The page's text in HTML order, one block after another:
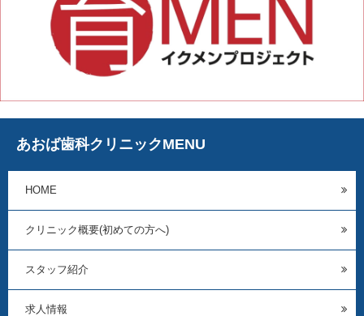
あおば歯科クリニックMENU
HOME
クリニック概要(初めての方へ)
スタッフ紹介
求人情報